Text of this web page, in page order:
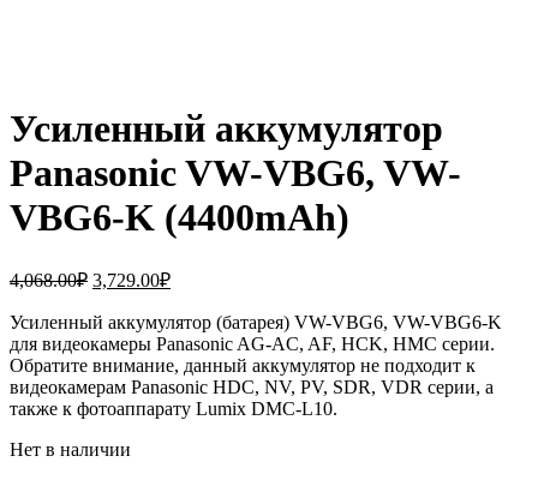
Усиленный аккумулятор
Panasonic VW-VBG6, VW-
VBG6-K (4400mAh)
4,068.00₽ Первоначальная
составляла
4,068.00₽.
3,729.00₽Текущая
3,729.00₽.
Усиленный аккумулятор (батарея) VW-VBG6, VW-VBG6-K
для видеокамеры Panasonic AG-AC, AF, HCK, HMC серии.
Обратите внимание, данный аккумулятор не подходит к
видеокамерам Panasonic HDC, NV, PV, SDR, VDR серии, а
также к фотоаппарату Lumix DMC-L10.
Нет в наличии